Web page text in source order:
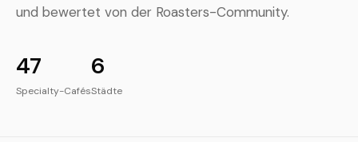
und bewertet von der Roasters-Community.
47
Specialty-Cafés
6
Städte